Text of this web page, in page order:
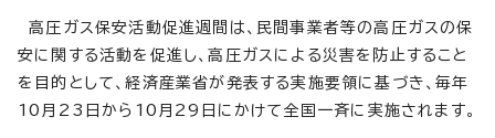
高圧ガス保安活動促進週間は、民間事業者等の高圧ガスの保
安に関する活動を促進し、高圧ガスによる災害を防止すること
を目的として、経済産業省が発表する実施要領に基づき、毎年
10月23日から10月29日にかけて全国一斉に実施されます。